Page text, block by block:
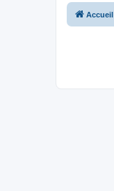
Accueil